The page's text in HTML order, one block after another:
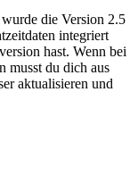
die Version 2.5
integriert
hast. Wenn bei
musst du dich aus
aktualisieren und